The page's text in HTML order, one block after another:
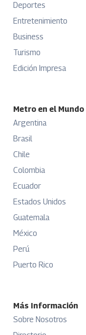
Deportes
Entretenimiento
Business
Turismo
Edición Impresa
Metro en el Mundo
Argentina
Brasil
Chile
Colombia
Ecuador
Estados Unidos
Guatemala
México
Perú
Puerto Rico
Más Información
Sobre Nosotros